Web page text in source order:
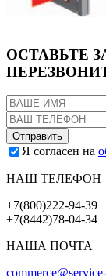
ОСТАВЬТЕ
Я согласен на
НАШ ТЕЛЕФОН
+7(800)222-94-39
+7(8442)78-04-34
НАША ПОЧТА